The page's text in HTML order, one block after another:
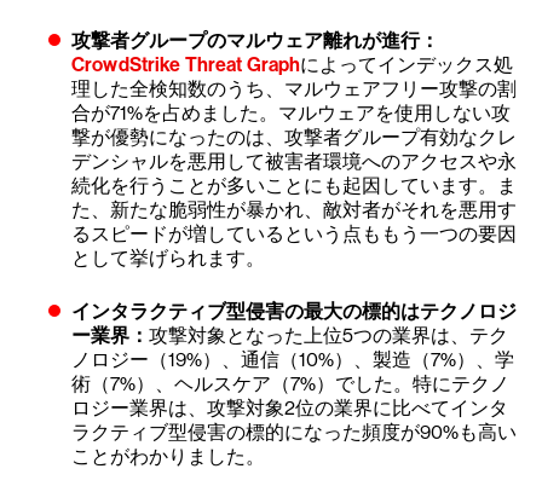
攻撃者グループのマルウェア離れが進行：
CrowdStrike Threat Graphによってインデックス処
理した全検知数のうち、マルウェアフリー攻撃の割
合が71%を占めました。マルウェアを使用しない攻
撃が優勢になったのは、攻撃者グループ有効なクレ
デンシャルを悪用して被害者環境へのアクセスや永
続化を行うことが多いことにも起因しています。ま
た、新たな脆弱性が暴かれ、敵対者がそれを悪用す
るスピードが増しているという点ももう一つの要因
として挙げられます。
インタラクティブ型侵害の最大の標的はテクノロジ
ー業界： 攻撃対象となった上位5つの業界は、テク
ノロジー（19%）、通信（10%）、製造（7%）、学
術（7%）、ヘルスケア（7%）でした。特にテクノ
ロジー業界は、攻撃対象2位の業界に比べてインタ
ラクティブ型侵害の標的になった頻度が90%も高い
ことがわかりました。